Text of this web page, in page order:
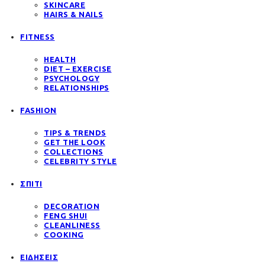
SKINCARE
HAIRS & NAILS
FITNESS
HEALTH
DIET – EXERCISE
PSYCHOLOGY
RELATIONSHIPS
FASHION
TIPS & TRENDS
GET THE LOOK
COLLECTIONS
CELEBRITY STYLE
ΣΠΙΤΙ
DECORATION
FENG SHUI
CLEANLINESS
COOKING
ΕΙΔΗΣΕΙΣ